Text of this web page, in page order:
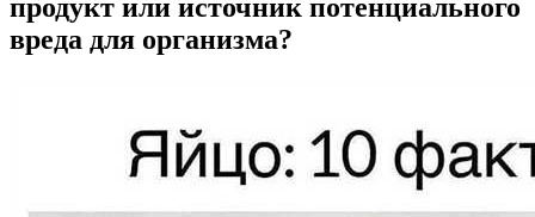
продукт или источник потенциального
вреда для организма?